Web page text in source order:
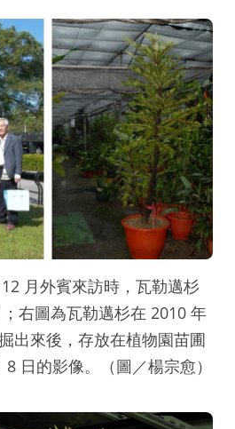
月外賓來訪時，瓦勒邁杉
右圖為瓦勒邁杉在 2010 年
出來後，存放在植物園苗圃
日的影像。（圖／楊宗愈）